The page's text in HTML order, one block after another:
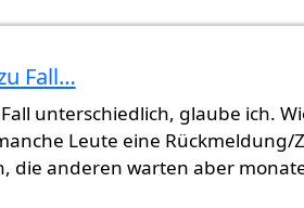
Einreichen der
Fall…
Fall unterschiedlich, glaube ich.
Leute eine Rückmeldung/
die anderen warten aber